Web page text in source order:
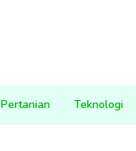
Pertanian Teknologi